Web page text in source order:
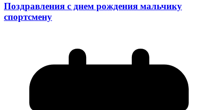
Поздравления с днем рождения мальчику
спортсмену